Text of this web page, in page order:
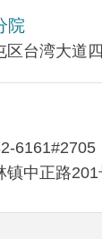
院
区台湾大道
6161#2705
镇中正路201